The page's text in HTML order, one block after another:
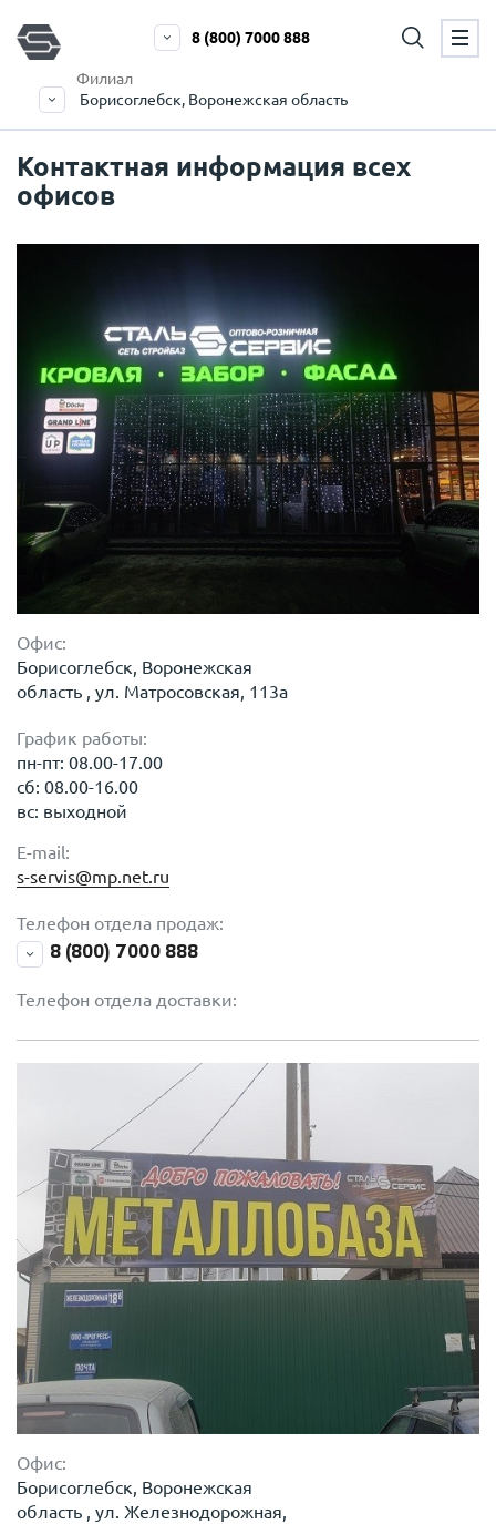
Филиал
Борисоглебск, Воронежская область
8 (800) 7000 888
Контактная информация всех
офисов
Офис:
Борисоглебск, Воронежская
область , ул. Матросовская, 113а
График работы:
пн-пт: 08.00-17.00
сб: 08.00-16.00
вс: выходной
E-mail:
s-servis@mp.net.ru
Телефон отдела продаж:
8 (800) 7000 888
Телефон отдела доставки:
Офис:
Борисоглебск, Воронежская
область , ул. Железнодорожная,